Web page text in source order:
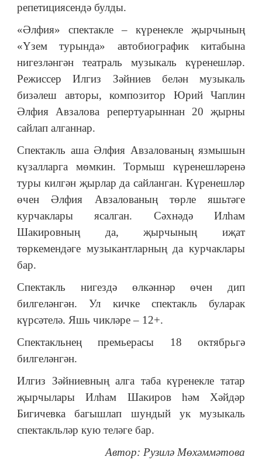
репетициясендә булды.
«Әлфия» спектакле – күренекле җырчының
«Үзем турында» автобиографик китабына
нигезләнгән театраль музыкаль күренешләр.
Режиссер Илгиз Зәйниев белән музыкаль
бизәлеш авторы, композитор Юрий Чаплин
Әлфия Авзалова репертуарыннан 20 җырны
сайлап алганнар.
Спектакль аша Әлфия Авзалованың язмышын
күзалларга мөмкин. Тормыш күренешләренә
туры килгән җырлар да сайланган. Күренешләр
өчен Әлфия Авзалованың төрле яшьтәге
курчаклары ясалган. Сәхнәдә Илһам
Шакировның да, җырчының иҗат
төркемендәге музыкантларның да курчаклары
бар.
Спектакль нигездә өлкәннәр өчен дип
билгеләнгән. Ул кичке спектакль буларак
күрсәтелә. Яшь чикләре – 12+.
Спектакльнең премьерасы 18 октябрьгә
билгеләнгән.
Илгиз Зәйниевның алга таба күренекле татар
җырчылары Илһам Шакиров һәм Хәйдәр
Бигичевка багышлап шундый ук музыкаль
спектакльләр кую теләге бар.
Автор: Рузилә Мөхәммәтова